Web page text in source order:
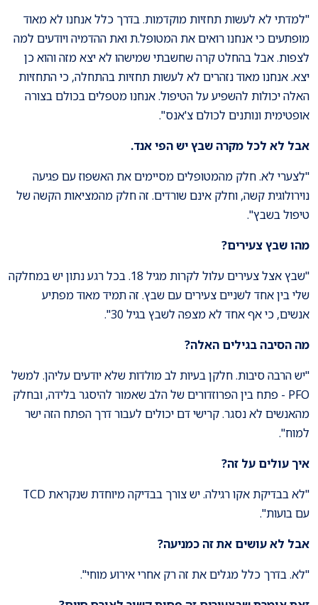
"למדתי לא לעשות תחזיות מוקדמות. בדרך כלל אנחנו לא מאוד
מופתעים כי אנחנו רואים את המטופל.ת ואת ההדמיה ויודעים למה
לצפות. אבל בהחלט קרה שחשבתי שמישהו לא יצא מזה והוא כן
יצא. אנחנו מאוד נזהרים לא לעשות תחזיות בהתחלה, כי התחזיות
האלה יכולות להשפיע על הטיפול. אנחנו מטפלים בכולם בצורה
אופטימית ונותנים לכולם צ'אנס".
אבל לא לכל מקרה שבץ יש הפי אנד.
"לצערי לא. חלק מהמטופלים מסיימים את האשפוז עם פגיעה
נוירולוגית קשה, וחלק אינם שורדים. זה חלק מהמציאות הקשה של
טיפול בשבץ".
מהו שבץ צעירים?
"שבץ אצל צעירים עלול לקרות מגיל 18. בכל רגע נתון יש במחלקה
שלי בין אחד לשניים צעירים עם שבץ. זה תמיד מאוד מפתיע
אנשים, כי אף אחד לא מצפה לשבץ בגיל 30".
מה הסיבה בגילים האלה?
"יש הרבה סיבות. חלקן בעיות לב מולדות שלא יודעים עליהן. למשל
PFO - פתח בין הפרוזדורים של הלב שאמור להיסגר בלידה, ובחלק
מהאנשים לא נסגר. קרישי דם יכולים לעבור דרך הפתח הזה ישר
למוח".
איך עולים על זה?
"לא בבדיקת אקו רגילה. יש צורך בבדיקה מיוחדת שנקראת TCD
עם בועות".
אבל לא עושים את זה כמניעה?
"לא. בדרך כלל מגלים את זה רק אחרי אירוע מוחי".